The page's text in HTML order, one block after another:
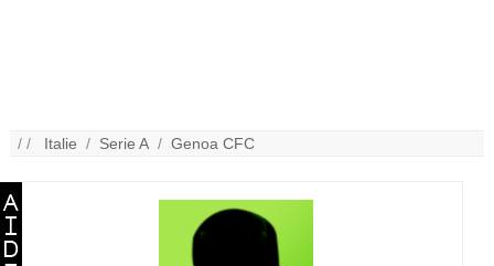
/ / Italie / Serie A /Genoa CFC